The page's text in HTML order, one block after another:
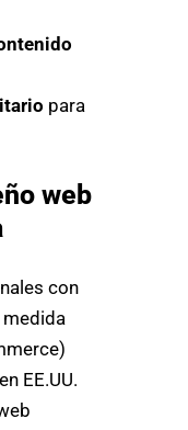
para
web
con
EE.UU.